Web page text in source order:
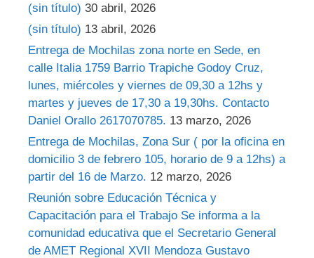
(sin título) 30 abril, 2026
(sin título) 13 abril, 2026
Entrega de Mochilas zona norte en Sede, en
calle Italia 1759 Barrio Trapiche Godoy Cruz,
lunes, miércoles y viernes de 09,30 a 12hs y
martes y jueves de 17,30 a 19,30hs. Contacto
Daniel Orallo 2617070785. 13 marzo, 2026
Entrega de Mochilas, Zona Sur ( por la oficina en
domicilio 3 de febrero 105, horario de 9 a 12hs) a
partir del 16 de Marzo. 12 marzo, 2026
Reunión sobre Educación Técnica y
Capacitación para el Trabajo Se informa a la
comunidad educativa que el Secretario General
de AMET Regional XVII Mendoza Gustavo